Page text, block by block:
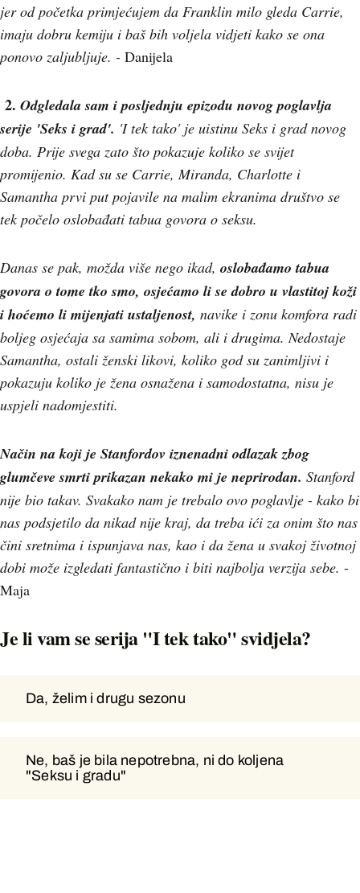
jer od početka primjećujem da Franklin milo gleda Carrie,
imaju dobru kemiju i baš bih voljela vidjeti kako se ona
ponovo zaljubljuje. - Danijela
2. Odgledala sam i posljednju epizodu novog poglavlja
serije 'Seks i grad'. 'I tek tako' je uistinu Seks i grad novog
doba. Prije svega zato što pokazuje koliko se svijet
promijenio. Kad su se Carrie, Miranda, Charlotte i
Samantha prvi put pojavile na malim ekranima društvo se
tek počelo oslobađati tabua govora o seksu.
Danas se pak, možda više nego ikad, oslobađamo tabua
govora o tome tko smo, osjećamo li se dobro u vlastitoj koži
i hoćemo li mijenjati ustaljenost, navike i zonu komfora radi
boljeg osjećaja sa samima sobom, ali i drugima.Nedostaje
Samantha, ostali ženski likovi, koliko god su zanimljivi i
pokazuju koliko je žena osnažena i samodostatna, nisu je
uspjeli nadomjestiti.
Način na koji je Stanfordov iznenadni odlazak zbog
glumčeve smrti prikazan nekako mi je neprirodan. Stanford
nije bio takav. Svakako nam je trebalo ovo poglavlje - kako bi
nas podsjetilo da nikad nije kraj, da treba ići za onim što nas
čini sretnima i ispunjava nas, kao i da žena u svakoj životnoj
dobi može izgledati fantastično i biti najbolja verzija sebe. -
Maja
Je li vam se serija "I tek tako" svidjela?
Da, želim i drugu sezonu
Ne, baš je bila nepotrebna, ni do koljena
"Seksu i gradu"
Da, želim i drugu sezonu
Ne, baš je bila nepotrebna, ni do
koljena "Seksu i gradu"